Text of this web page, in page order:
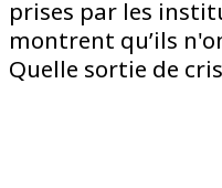
prises par les
montrent qu’ils
Quelle sortie de